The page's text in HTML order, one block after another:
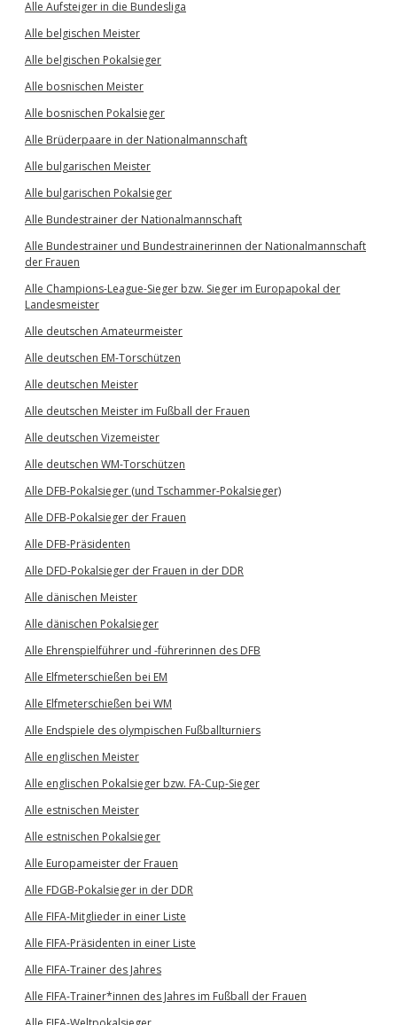
Alle Aufsteiger in die Bundesliga
Alle belgischen Meister
Alle belgischen Pokalsieger
Alle bosnischen Meister
Alle bosnischen Pokalsieger
Alle Brüderpaare in der Nationalmannschaft
Alle bulgarischen Meister
Alle bulgarischen Pokalsieger
Alle Bundestrainer der Nationalmannschaft
Alle Bundestrainer und Bundestrainerinnen der Nationalmannschaft
der Frauen
Alle Champions-League-Sieger bzw. Sieger im Europapokal der
Landesmeister
Alle deutschen Amateurmeister
Alle deutschen EM-Torschützen
Alle deutschen Meister
Alle deutschen Meister im Fußball der Frauen
Alle deutschen Vizemeister
Alle deutschen WM-Torschützen
Alle DFB-Pokalsieger (und Tschammer-Pokalsieger)
Alle DFB-Pokalsieger der Frauen
Alle DFB-Präsidenten
Alle DFD-Pokalsieger der Frauen in der DDR
Alle dänischen Meister
Alle dänischen Pokalsieger
Alle Ehrenspielführer und -führerinnen des DFB
Alle Elfmeterschießen bei EM
Alle Elfmeterschießen bei WM
Alle Endspiele des olympischen Fußballturniers
Alle englischen Meister
Alle englischen Pokalsieger bzw. FA-Cup-Sieger
Alle estnischen Meister
Alle estnischen Pokalsieger
Alle Europameister der Frauen
Alle FDGB-Pokalsieger in der DDR
Alle FIFA-Mitglieder in einer Liste
Alle FIFA-Präsidenten in einer Liste
Alle FIFA-Trainer des Jahres
Alle FIFA-Trainer*innen des Jahres im Fußball der Frauen